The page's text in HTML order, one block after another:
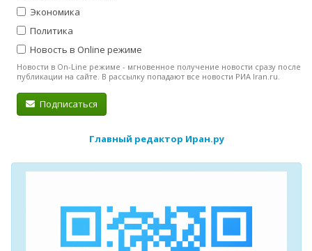
Экономика
Политика
Новость в Online режиме
Новости в On-Line режиме - мгновенное получение новости сразу после
публикации на сайте. В рассылку попадают все новости РИА Iran.ru.
Подписаться
Главный редактор Иран.ру